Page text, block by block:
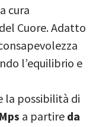
a cura
Cuore. Adatto
l’equilibrio e
la possibilità di
a partire da